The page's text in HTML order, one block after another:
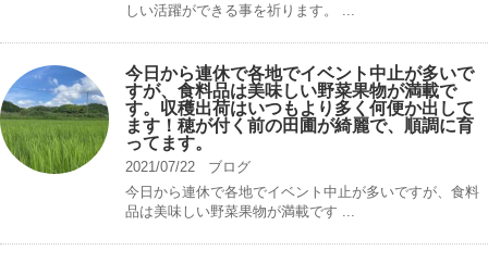
しい活躍ができる事を祈ります。 ...
今日から連休で各地でイベント中止が多いで
すが、食料品は美味しい野菜果物が満載で
す。収穫出荷はいつもより多く何便か出して
ます！穂が付く前の田圃が綺麗で、順調に育
ってます。
2021/07/22
ブログ
今日から連休で各地でイベント中止が多いですが、食料
品は美味しい野菜果物が満載です ...